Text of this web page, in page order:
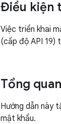
Điều kiện
Việc triển khai
(cấp độ API 19)
Tổng quan
Hướng dẫn này
mật khẩu.